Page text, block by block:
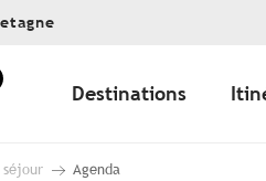
Destinations
séjour Agenda